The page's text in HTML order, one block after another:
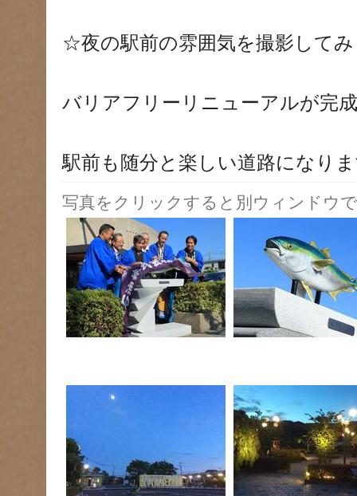
☆夜の駅前の雰囲気を撮影して
バリアフリーリニューアルが完
駅前も随分と楽しい道路になり
写真をクリックすると別ウィンドウ